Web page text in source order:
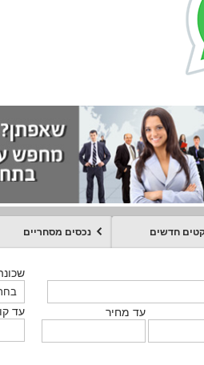
חדשים נכסים מסחריים
עד מחיר עד עד מחיר עד עד מחיר עד עד מחיר עד עד קומה טקסט עד מחיר
שכונה
מקומה